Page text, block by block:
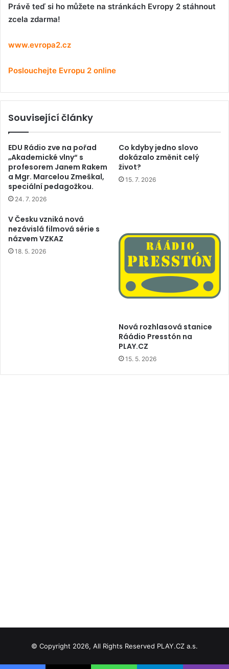
Právě teď si ho můžete na stránkách Evropy 2 stáhnout
zcela zdarma!
www.evropa2.cz
Poslouchejte Evropu 2 online
Související články
EDU Rádio zve na pořad
„Akademické vlny“ s
profesorem Janem Rakem
a Mgr. Marcelou Zmeškal,
speciální pedagožkou.
24. 7. 2026
Co kdyby jedno slovo
dokázalo změnit celý
život?
15. 7. 2026
V Česku vzniká nová
nezávislá filmová série s
názvem VZKAZ
18. 5. 2026
Nová rozhlasová stanice
Ráádio Presstón na
PLAY.CZ
15. 5. 2026
© Copyright 2026, All Rights Reserved PLAY.CZ a.s.